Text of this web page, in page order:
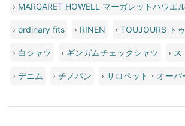
› MARGARET HOWELL マーガレットハウエ
›ordinary fits › RINEN ›TOUJOURS ト
› 白シャツ › ギンガムチェックシャツ › ス
›デニム ›チノパン ›サロペット・オーバ